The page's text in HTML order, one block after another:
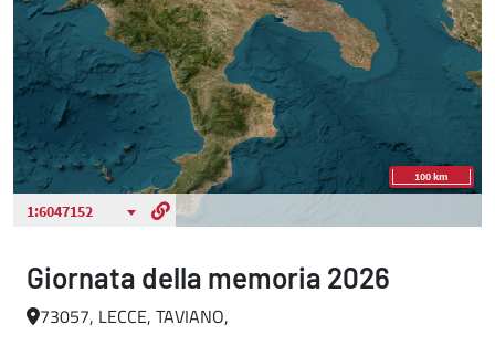
Giornata della memoria 2026
73057, LECCE, TAVIANO,